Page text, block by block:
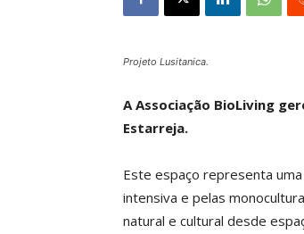
Projeto Lusitanica.
A Associação BioLiving
Estarreja.
Este espaço representa
intensiva e pelas
natural e cultural desde